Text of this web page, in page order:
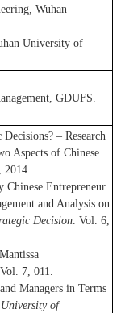
Wuhan
University of
GDUFS.
– Research
Aspects of Chinese
2014.
Chinese Entrepreneur
and Analysis on
Decision. Vol. 6,
7, 011.
Managers in Terms
of